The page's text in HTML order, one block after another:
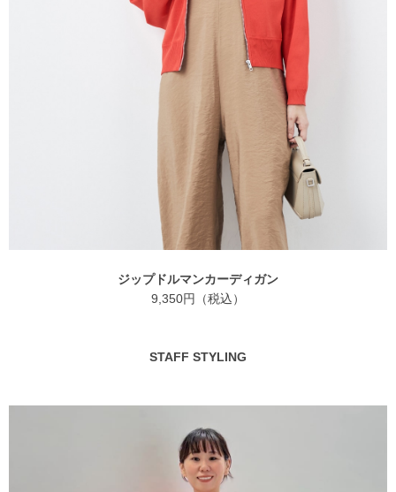
ジップドルマンカーディガン
9,350円（税込）
STAFF STYLING